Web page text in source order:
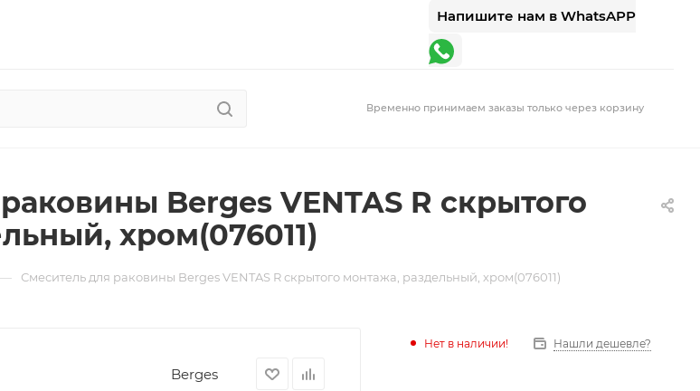
Напишите нам в WhatsAPP
Временно принимаем заказы только через корзину
Berges VENTAS R скрытого
хром(076011)
Смеситель для раковины Berges VENTAS R скрытого монтажа, раздельный, хром(076011)
Berges
Нет в наличии! Нашли дешевле?